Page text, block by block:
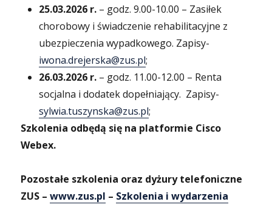
25.03.2026 r. – godz. 9.00-10.00 – Zasiłek
chorobowy i świadczenie rehabilitacyjne z
ubezpieczenia wypadkowego. Zapisy-
iwona.drejerska@zus.pl;
26.03.2026 r. – godz. 11.00-12.00 – Renta
socjalna i dodatek dopełniający. Zapisy-
sylwia.tuszynska@zus.pl;
Szkolenia odbędą się na platformie Cisco
Webex.
Pozostałe szkolenia oraz dyżury telefoniczne
ZUS –www.zus.pl – Szkolenia i wydarzenia